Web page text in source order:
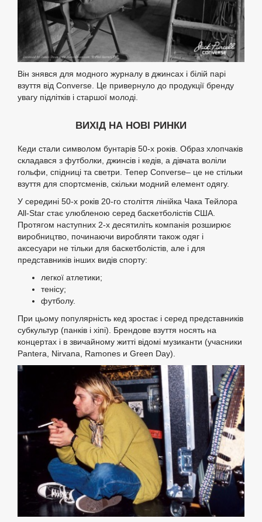
Він знявся для модного журналу в джинсах і білій парі
взуття від Converse. Це привернуло до продукції бренду
увагу підлітків і старшої молоді.
ВИХІД НА НОВІ РИНКИ
Кеди стали символом бунтарів 50-х років. Образ хлопчаків
складався з футболки, джинсів і кедів, а дівчата воліли
гольфи, спідниці та светри. Тепер Converse– це не стільки
взуття для спортсменів, скільки модний елемент одягу.
У середині 50-х років 20-го століття лінійка Чака Тейлора
All-Star стає улюбленою серед баскетболістів США.
Протягом наступних 2-х десятиліть компанія розширює
виробництво, починаючи виробляти також одяг і
аксесуари не тільки для баскетболістів, але і для
представників інших видів спорту:
легкої атлетики;
тенісу;
футболу.
При цьому популярність кед зростає і серед представників
субкультур (панків і хіпі). Брендове взуття носять на
концертах і в звичайному житті відомі музиканти (учасники
Pantera, Nirvana, Ramones и Green Day).